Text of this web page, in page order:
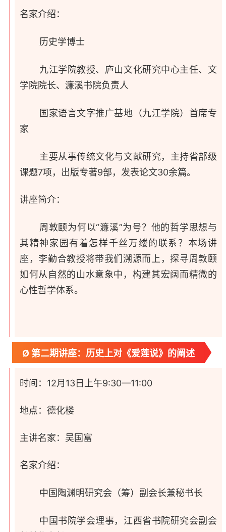
名家介绍：
历史学博士
九江学院教授、庐山文化研究中心主任、文
学院院长、濂溪书院负责人
国家语言文字推广基地（九江学院）首席专
家
主要从事传统文化与文献研究，主持省部级
课题7项，出版专著9部，发表论文30余篇。
讲座简介：
周敦颐为何以“濂溪”为号？他的哲学思想与
其精神家园有着怎样千丝万缕的联系？本场讲
座，李勤合教授将带我们溯源而上，探寻周敦颐
如何从自然的山水意象中，构建其宏阔而精微的
心性哲学体系。
Ø 第二期讲座：历史上对《爱莲说》的阐述
时间：12月13日上午9:30—11:00
地点：德化楼
主讲名家：吴国富
名家介绍：
中国陶渊明研究会（筹）副会长兼秘书长
中国书院学会理事，江西省书院研究会副会